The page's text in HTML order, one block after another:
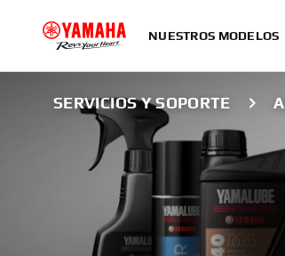
NUESTROS MODELOS
SERVICIOS Y SOPORTE